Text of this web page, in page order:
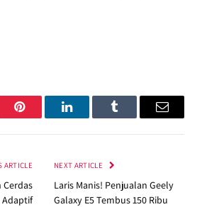
Pinterest LinkedInTumblr Email
ARTICLE
Cerdas
Adaptif
NEXT ARTICLE
Laris Manis! Penjualan Geely
Galaxy E5 Tembus 150 Ribu